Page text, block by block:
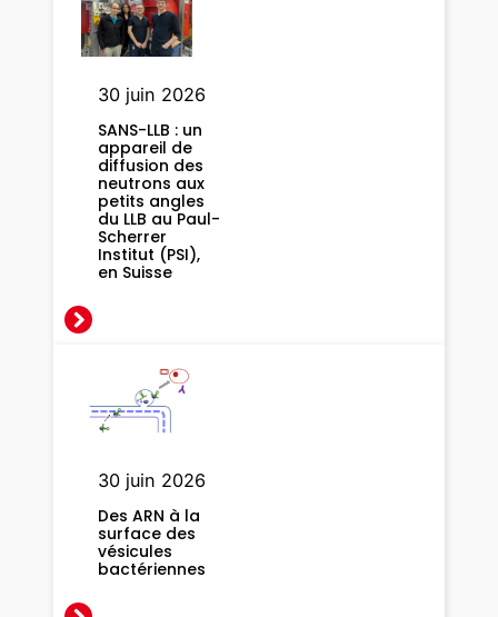
a
l
o
y
s
:
m
e
t
h
l
o
c
a
l
a
30 juin 2026
SANS-LLB : un
appareil de
diffusion des
neutrons aux
petits angles
du LLB au Paul-
Scherrer
Institut (PSI),
en Suisse
30 juin 2026
Des ARN à la
surface des
vésicules
bactériennes